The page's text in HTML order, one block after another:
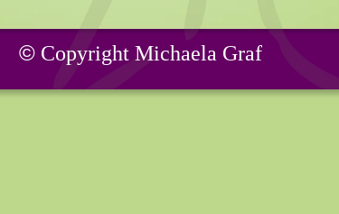
© Copyright Michaela Graf